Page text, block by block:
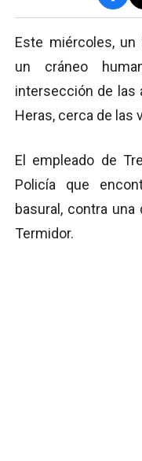
Este miércoles, un
un cráneo
intersección de las
Heras, cerca de las
El empleado de
Policía que
basural, contra
Termidor.